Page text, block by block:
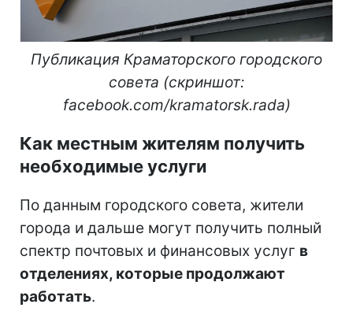
Публикация Краматорского городского
совета (скриншот:
facebook.com/kramatorsk.rada)
Как местным жителям получить
необходимые услуги
По данным городского совета, жители
города и дальше могут получить полный
спектр почтовых и финансовых услуг в
отделениях, которые продолжают
работать.